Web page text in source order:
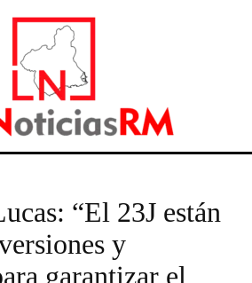
“El 23J están
y
garantizar el